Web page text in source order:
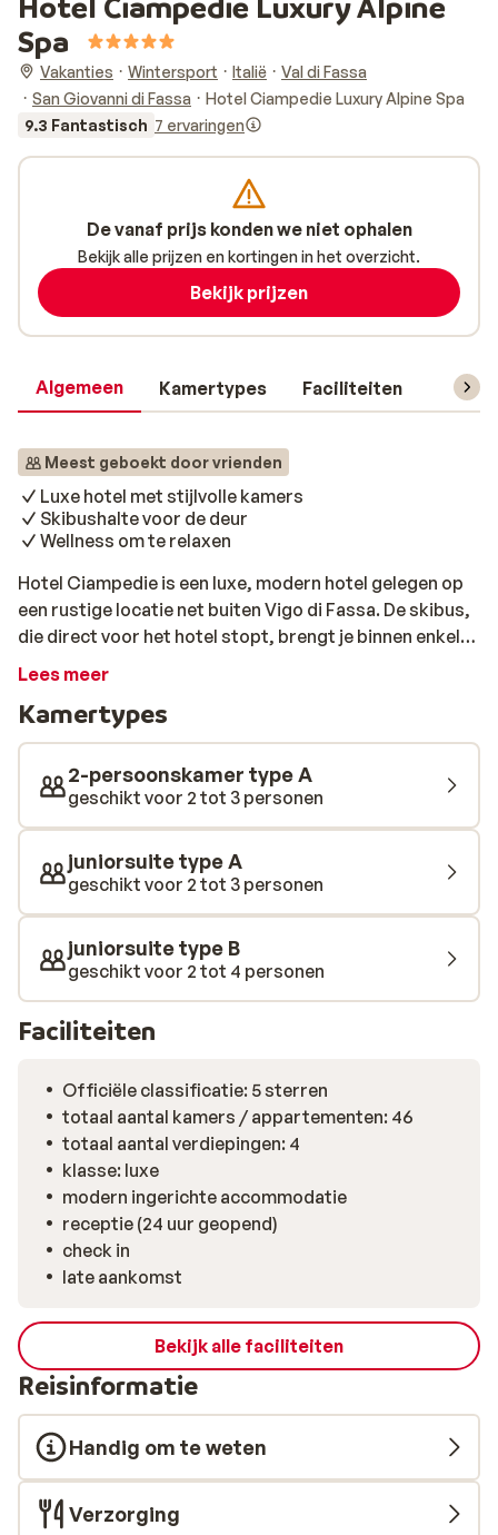
Spa
Vakanties Wintersport Italië
Val di Fassa
San Giovanni di Fassa
Hotel Ciampedie Luxury Alpine Spa
9.3 Fantastisch 7 ervaringen
Algemeen Kamertypes Faciliteiten
Meest geboekt door vrienden
Luxe hotel met stijlvolle kamers
Skibushalte voor de deur
Wellness om te relaxen
Hotel Ciampedie is een luxe, modern hotel gelegen op
een rustige locatie net buiten Vigo di Fassa. De skibus,
die direct voor het hotel stopt, brengt je binnen enkele
minuten naar de skipistes. De ruime kamers zijn
tv en modern badkamer. Vanaf het balkon heb je een
prachtig uitzicht op de witte bergen van Val di Sole. Ben
je na een lange dag op de ski's even toe aan
ontspanning? Kom dan tot rust in het luxe
wellnesscenter van het hotel. Warm je spieren op in de
Finse sauna, de Romeinse sauna of het Turkse
stoombad. Geniet van het prachtige overdekte- of
buitenzwembad en ontspan in de luxe
luxe restaurant wordt er iedere dag een ontbijtbuffet
en diner geserveerd bereid met de lekkerste, lokale
geniet van de Italiaanse keuken.
Lees meer
Kamertypes
2-persoonskamer type A
geschikt voor 2 tot 3 personen
juniorsuite type A
geschikt voor 2 tot 3 personen
juniorsuite type B
geschikt voor 2 tot 4 personen
Faciliteiten
Officiële classificatie: 5 sterren
totaal aantal kamers / appartementen: 46
totaal aantal verdiepingen: 4
klasse: luxe
modern ingerichte accommodatie
receptie (24 uur geopend)
check in
late aankomst
Bekijk alle faciliteiten
Reisinformatie
Handig om te weten
Verzorging
De vanaf prijs konden we niet ophalen
Bekijk alle prijzen en kortingen in het overzicht.
Bekijk prijzen